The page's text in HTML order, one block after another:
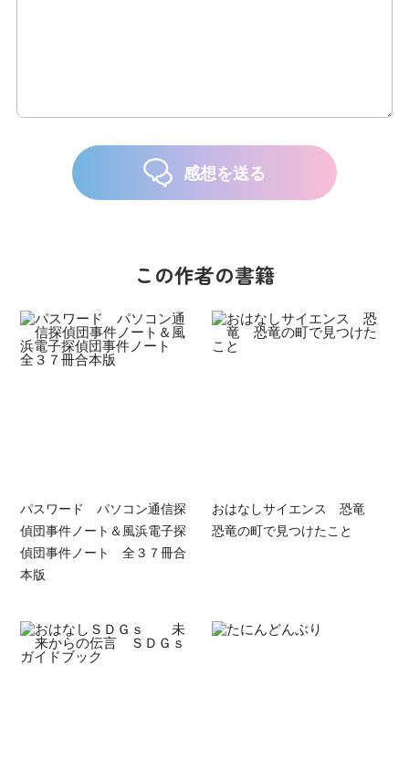
感想を送る
この作者の書籍
パスワード パソコン通信探
偵団事件ノート＆風浜電子探
偵団事件ノート 全３７冊合
本版
おはなしサイエンス 恐竜
恐竜の町で見つけたこと